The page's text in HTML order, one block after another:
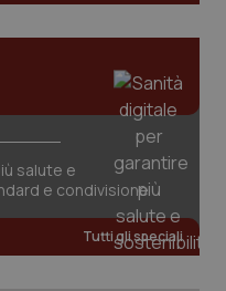
salute e
e condivisione
Tutti gli speciali
www.quotidianosanita.it
2
www.quotidianosanita.it
Google LLC
1